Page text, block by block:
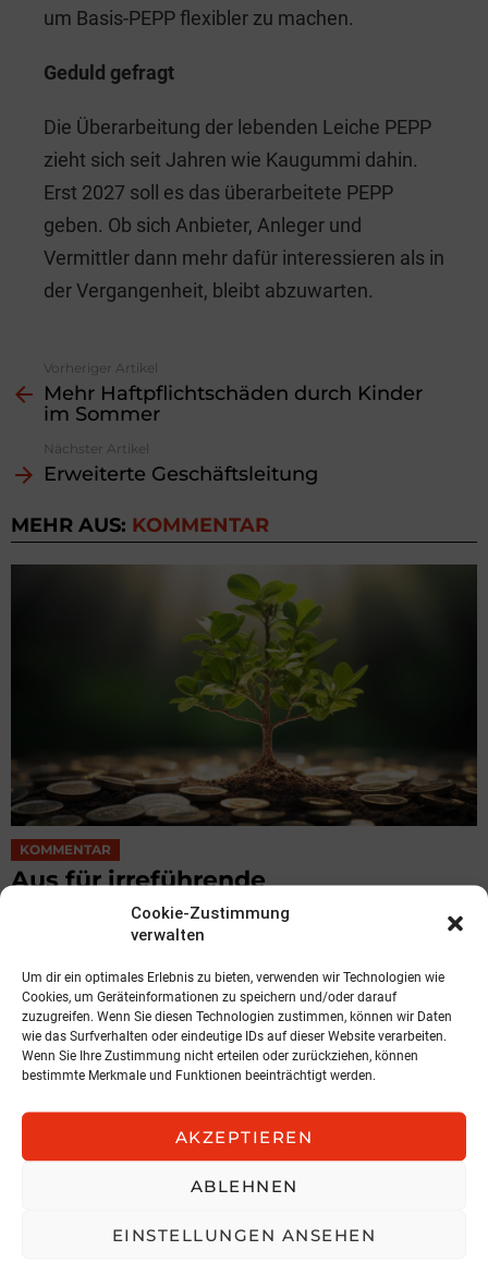
Cookie-Zustimmung
verwalten
Um dir ein optimales Erlebnis zu bieten, verwenden wir Technologien wie
Cookies, um Geräteinformationen zu speichern und/oder darauf
zuzugreifen. Wenn Sie diesen Technologien zustimmen, können wir Daten
wie das Surfverhalten oder eindeutige IDs auf dieser Website verarbeiten.
Wenn Sie Ihre Zustimmung nicht erteilen oder zurückziehen, können
bestimmte Merkmale und Funktionen beeinträchtigt werden.
AKZEPTIEREN
ABLEHNEN
EINSTELLUNGEN ANSEHEN
um Basis-PEPP flexibler zu machen.
Geduld gefragt
Die Überarbeitung der lebenden Leiche PEPP
zieht sich seit Jahren wie Kaugummi dahin.
Erst 2027 soll es das überarbeitete PEPP
geben. Ob sich Anbieter, Anleger und
Vermittler dann mehr dafür interessieren als in
der Vergangenheit, bleibt abzuwarten.
more
Vorheriger Artikel
Mehr Haftpflichtschäden durch Kinder
im Sommer
Nächster Artikel
Erweiterte Geschäftsleitung
MEHR AUS: KOMMENTAR
KOMMENTAR
Aus für irreführende
Umweltaussagen
von Andreas Dolezal, Certified Sustainability Management
5. August 2026, 15:01